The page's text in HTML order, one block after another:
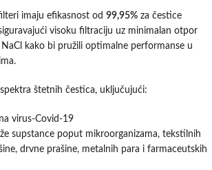
imaju efikasnost od 99,95% za čestice
visoku filtraciju uz minimalan otpor
kako bi pružili optimalne performanse u
štetnih čestica, uključujući:
virus-Covid-19
supstance poput mikroorganizama, tekstilnih
drvne prašine, metalnih para i farmaceutskih